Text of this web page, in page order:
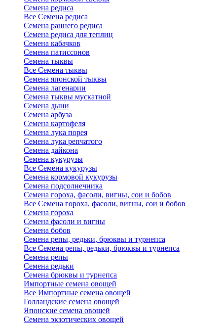
Семена редиса
Все Семена редиса
Семена раннего редиса
Семена редиса для теплиц
Семена кабачков
Семена патиссонов
Семена тыквы
Все Семена тыквы
Семена японской тыквы
Семена лагенарии
Семена тыквы мускатной
Семена дыни
Семена арбуза
Семена картофеля
Семена лука порея
Семена лука репчатого
Семена дайкона
Семена кукурузы
Все Семена кукурузы
Семена кормовой кукурузы
Семена подсолнечника
Семена гороха, фасоли, вигны, сои и бобов
Все Семена гороха, фасоли, вигны, сои и бобов
Семена гороха
Семена фасоли и вигны
Семена бобов
Семена репы, редьки, брюквы и турнепса
Все Семена репы, редьки, брюквы и турнепса
Семена репы
Семена редьки
Семена брюквы и турнепса
Импортные семена овощей
Все Импортные семена овощей
Голландские семена овощей
Японские семена овощей
Семена экзотических овощей